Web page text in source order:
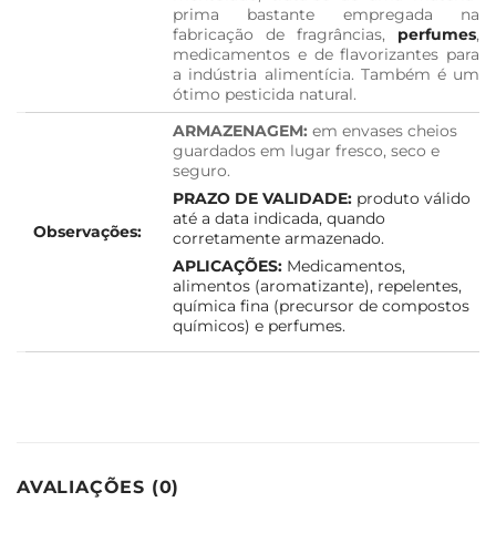
prima bastante empregada na
fabricação de fragrâncias, perfumes,
medicamentos e de flavorizantes para
a indústria alimentícia. Também é um
ótimo pesticida natural.
Observações:
ARMAZENAGEM: em envases cheios
guardados em lugar fresco, seco e
seguro.
PRAZO DE VALIDADE: produto válido
até a data indicada, quando
corretamente armazenado.
APLICAÇÕES: Medicamentos,
alimentos (aromatizante), repelentes,
química fina (precursor de compostos
químicos) e perfumes.
AVALIAÇÕES (0)